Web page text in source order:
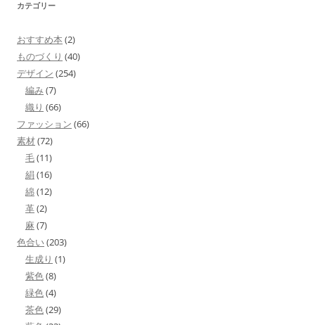
カテゴリー
おすすめ本 (2)
ものづくり (40)
デザイン (254)
編み (7)
織り (66)
ファッション (66)
素材(72)
毛(11)
絹(16)
綿(12)
革(2)
麻 (7)
色合い(203)
生成り (1)
紫色(8)
緑色(4)
茶色(29)